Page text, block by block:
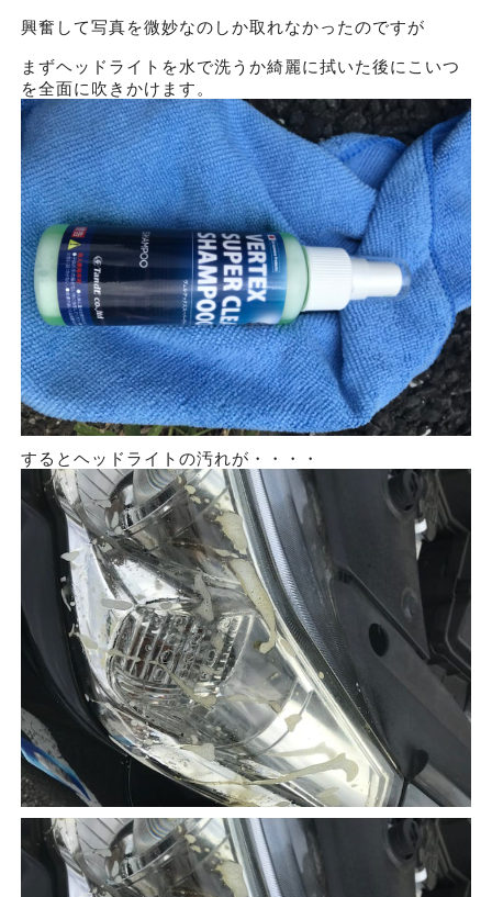
興奮して写真を微妙なのしか取れなかったのですが
まずヘッドライトを水で洗うか綺麗に拭いた後にこいつ
を全面に吹きかけます。
するとヘッドライトの汚れが・・・・